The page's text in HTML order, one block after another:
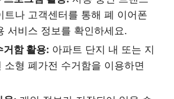
트나 고객센터를 통해 폐 이어폰
서비스 정보를 확인하세요.
거함 활용: 아파트 단지 내 또는 지
소형 폐가전 수거함을 이용하면